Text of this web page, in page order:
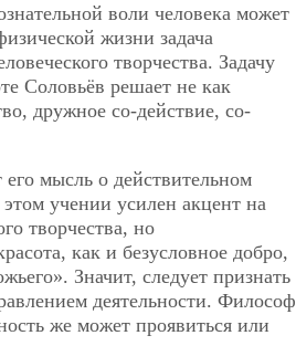
воли человека может
жизни задача
творчества. Задачу
Соловьёв решает не как
дружное со-действие, со-
его мысль о действительном
учении усилен акцент на
творчества, но
как и безусловное добро,
Значит, следует признать
деятельности. Философ
же может проявиться или